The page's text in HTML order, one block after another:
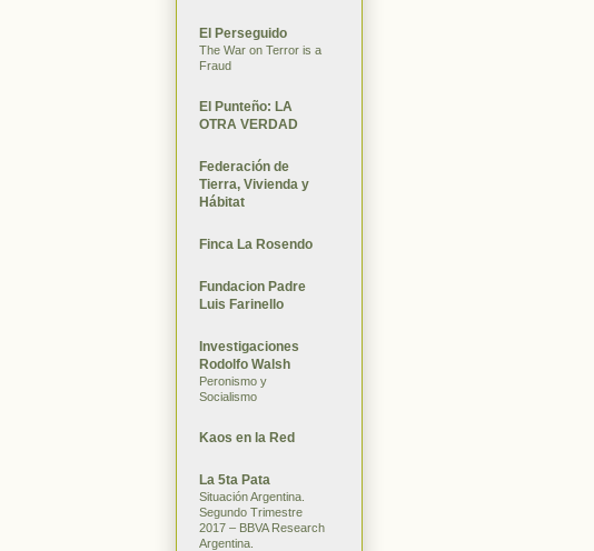
El Perseguido
The War on Terror is a
Fraud
El Punteño: LA
OTRA VERDAD
Federación de
Tierra, Vivienda y
Hábitat
Finca La Rosendo
Fundacion Padre
Luis Farinello
Investigaciones
Rodolfo Walsh
Peronismo y
Socialismo
Kaos en la Red
La 5ta Pata
Situación Argentina.
Segundo Trimestre
2017 – BBVA Research
Argentina.